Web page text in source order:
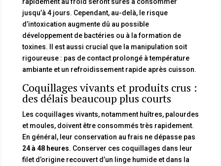
jusqu’à 4 jours. Cependant, au-delà, le risque
d’intoxication augmente dû au possible
développement de bactéries ou à la formation de
toxines. Il est aussi crucial que la manipulation soit
rigoureuse : pas de contact prolongé à température
ambiante et un refroidissement rapide après cuisson.
Coquillages vivants et produits crus :
des délais beaucoup plus courts
Les coquillages vivants, notamment huîtres, palourdes
et moules, doivent être consommés très rapidement.
En général, leur conservation au frais ne dépasse pas
24 à 48 heures. Conserver ces coquillages dans leur
filet d’origine recouvert d’un linge humide et dans la